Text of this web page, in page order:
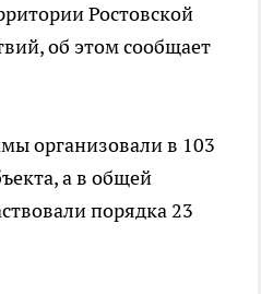
Ростовской
об этом сообщает
организовали в 103
а в общей
порядка 23